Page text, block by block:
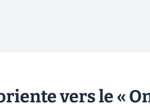
vers le «